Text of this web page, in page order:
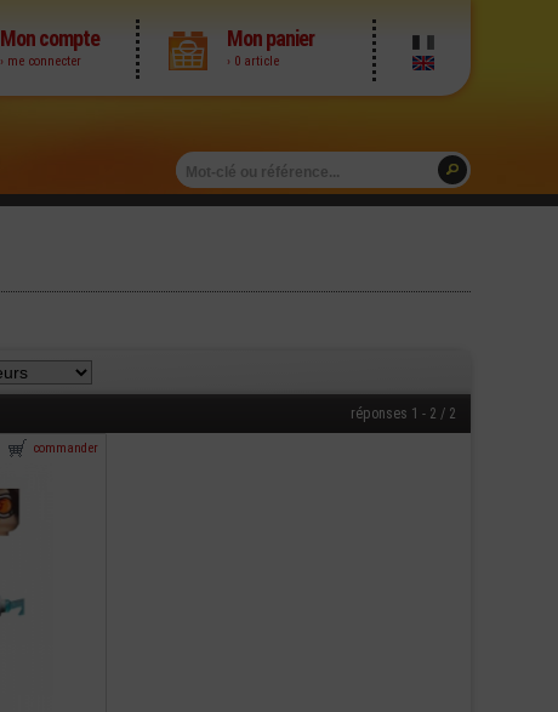
Mon compte
› me connecter
Mon panier
› 0 article
réponses 1 - 2 / 2
commander